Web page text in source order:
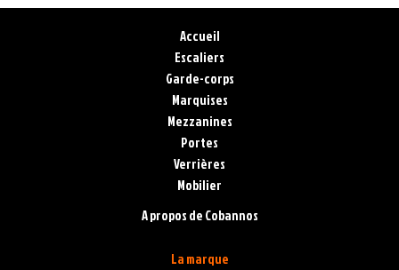
Accueil
Escaliers
Garde-corps
Marquises
Mezzanines
Portes
Verrières
Mobilier
A propos de Cobannos
La marque